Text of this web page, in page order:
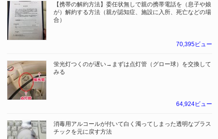
【携帯の解約方法】委任状無しで親の携帯電話を（息子や娘
が）解約する方法（親が認知症、施設に入所、死亡などの場
合）
70,395ビュー
蛍光灯つくのが遅い→まずは点灯管（グロー球）を交換して
みる
64,924ビュー
消毒用アルコールが付いて白く濁ってしまった透明なプラス
チックを元に戻す方法